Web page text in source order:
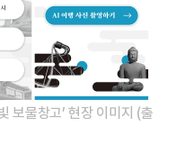
보물창고’ 현장 이미지 (출